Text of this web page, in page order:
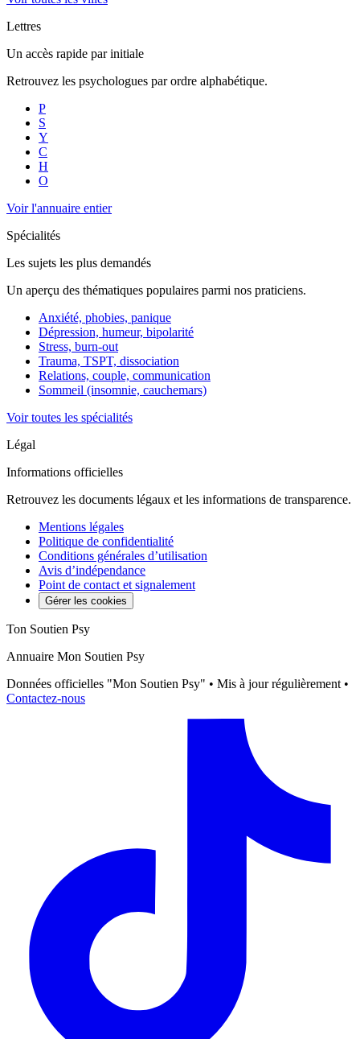
Lettres
Un accès rapide par initiale
Retrouvez les psychologues par ordre alphabétique.
P
S
Y
C
H
O
Voir l'annuaire entier
Spécialités
Les sujets les plus demandés
Un aperçu des thématiques populaires parmi nos praticiens.
Anxiété, phobies, panique
Dépression, humeur, bipolarité
Stress, burn-out
Trauma, TSPT, dissociation
Relations, couple, communication
Sommeil (insomnie, cauchemars)
Voir toutes les spécialités
Légal
Informations officielles
Retrouvez les documents légaux et les informations de transparence.
Mentions légales
Politique de confidentialité
Conditions générales d’utilisation
Avis d’indépendance
Point de contact et signalement
Gérer les cookies
Ton Soutien Psy
Annuaire Mon Soutien Psy
Données officielles "Mon Soutien Psy" • Mis à jour régulièrement •
Contactez-nous